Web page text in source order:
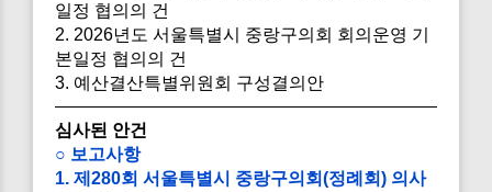
일정 협의의 건
2. 2026년도 서울특별시 중랑구의회 회의운영 기
본일정 협의의 건
3. 예산결산특별위원회 구성결의안
심사된 안건
○ 보고사항
1. 제280회 서울특별시 중랑구의회(정례회) 의사